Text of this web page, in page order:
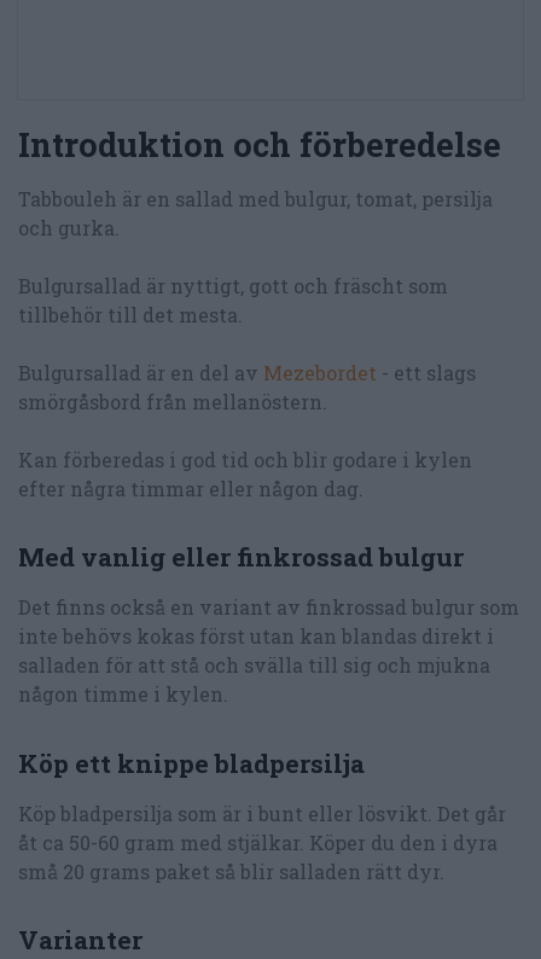
Introduktion och förberedelse
Tabbouleh är en sallad med bulgur, tomat, persilja
och gurka.
Bulgursallad är nyttigt, gott och fräscht som
tillbehör till det mesta.
Bulgursallad är en del av Mezebordet - ett slags
smörgåsbord från mellanöstern.
Kan förberedas i god tid och blir godare i kylen
efter några timmar eller någon dag.
Med vanlig eller finkrossad bulgur
Det finns också en variant av finkrossad bulgur som
inte behövs kokas först utan kan blandas direkt i
salladen för att stå och svälla till sig och mjukna
någon timme i kylen.
Köp ett knippe bladpersilja
Köp bladpersilja som är i bunt eller lösvikt. Det går
åt ca 50-60 gram med stjälkar. Köper du den i dyra
små 20 grams paket så blir salladen rätt dyr.
Varianter